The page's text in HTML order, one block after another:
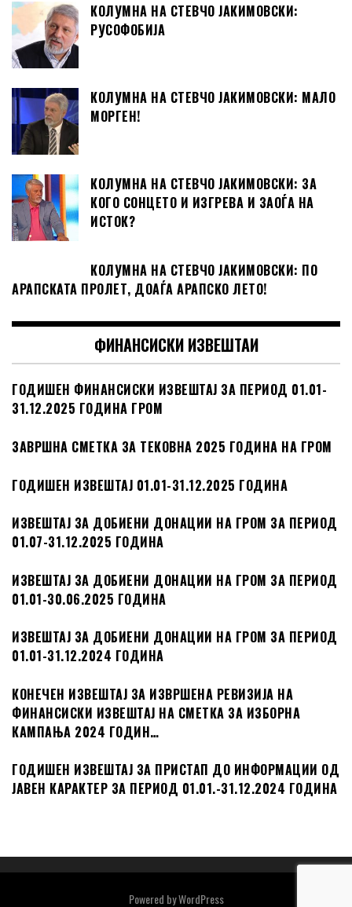
КОЛУМНА НА СТЕВЧО ЈАКИМОВСКИ:
РУСОФОБИЈА
КОЛУМНА НА СТЕВЧО ЈАКИМОВСКИ: МАЛО
МОРГЕН!
КОЛУМНА НА СТЕВЧО ЈАКИМОВСКИ: ЗА
КОГО СОНЦЕТО И ИЗГРЕВА И ЗАОЃА НА
ИСТОК?
КОЛУМНА НА СТЕВЧО ЈАКИМОВСКИ: ПО
АРАПСКАТА ПРОЛЕТ, ДОАЃА АРАПСКО ЛЕТО!
ФИНАНСИСКИ ИЗВЕШТАИ
ГОДИШЕН ФИНАНСИСКИ ИЗВЕШТАЈ ЗА ПЕРИОД 01.01-
31.12.2025 ГОДИНА ГРОМ
ЗАВРШНА СМЕТКА ЗА ТЕКОВНА 2025 ГОДИНА НА ГРОМ
ГОДИШЕН ИЗВЕШТАЈ 01.01-31.12.2025 ГОДИНА
ИЗВЕШТАЈ ЗА ДОБИЕНИ ДОНАЦИИ НА ГРОМ ЗА ПЕРИОД
01.07-31.12.2025 ГОДИНА
ИЗВЕШТАЈ ЗА ДОБИЕНИ ДОНАЦИИ НА ГРОМ ЗА ПЕРИОД
01.01-30.06.2025 ГОДИНА
ИЗВЕШТАЈ ЗА ДОБИЕНИ ДОНАЦИИ НА ГРОМ ЗА ПЕРИОД
01.01-31.12.2024 ГОДИНА
КОНЕЧЕН ИЗВЕШТАЈ ЗА ИЗВРШЕНА РЕВИЗИЈА НА
ФИНАНСИСКИ ИЗВЕШТАЈ НА СМЕТКА ЗА ИЗБОРНА
КАМПАЊА 2024 ГОДИН…
ГОДИШЕН ИЗВЕШТАЈ ЗА ПРИСТАП ДО ИНФОРМАЦИИ ОД
ЈАВЕН КАРАКТЕР ЗА ПЕРИОД 01.01.-31.12.2024 ГОДИНА
Powered byWordPress